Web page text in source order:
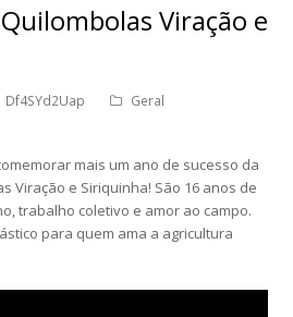
Viração e
Df4SYd2Uap
Geral
mais um ano de sucesso da
Viração e Siriquinha! São 16 anos de
trabalho coletivo e amor ao campo.
para quem ama a agricultura